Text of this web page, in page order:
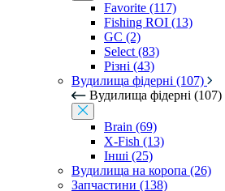
Favorite (117)
Fishing ROI (13)
GC (2)
Select (83)
Різні (43)
Вудилища фідерні (107)
Вудилища фідерні (107)
Brain (69)
X-Fish (13)
Інші (25)
Вудилища на коропа (26)
Запчастини (138)